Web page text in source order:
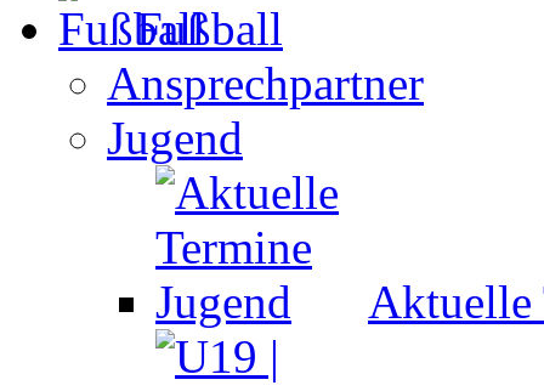
Fußball
Ansprechpartner
Jugend
Aktuelle